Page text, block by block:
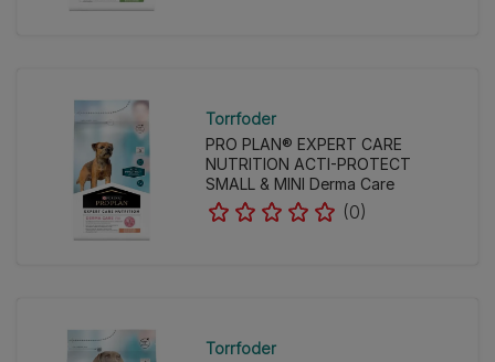
Torrfoder
PRO PLAN® EXPERT CARE
NUTRITION ACTI-PROTECT
SMALL & MINI Derma Care
(0)
Torrfoder